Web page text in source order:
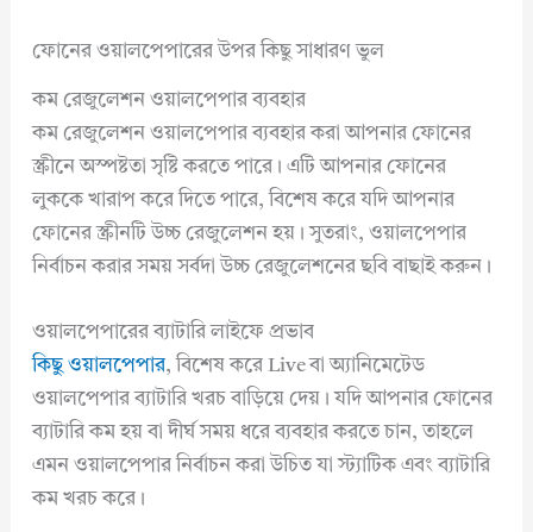
ফোনের ওয়ালপেপারের উপর কিছু সাধারণ ভুল
কম রেজুলেশন ওয়ালপেপার ব্যবহার
কম রেজুলেশন ওয়ালপেপার ব্যবহার করা আপনার ফোনের
স্ক্রীনে অস্পষ্টতা সৃষ্টি করতে পারে। এটি আপনার ফোনের
লুককে খারাপ করে দিতে পারে, বিশেষ করে যদি আপনার
ফোনের স্ক্রীনটি উচ্চ রেজুলেশন হয়। সুতরাং, ওয়ালপেপার
নির্বাচন করার সময় সর্বদা উচ্চ রেজুলেশনের ছবি বাছাই করুন।
ওয়ালপেপারের ব্যাটারি লাইফে প্রভাব
কিছু ওয়ালপেপার, বিশেষ করে Live বা অ্যানিমেটেড
ওয়ালপেপার ব্যাটারি খরচ বাড়িয়ে দেয়। যদি আপনার ফোনের
ব্যাটারি কম হয় বা দীর্ঘ সময় ধরে ব্যবহার করতে চান, তাহলে
এমন ওয়ালপেপার নির্বাচন করা উচিত যা স্ট্যাটিক এবং ব্যাটারি
কম খরচ করে।